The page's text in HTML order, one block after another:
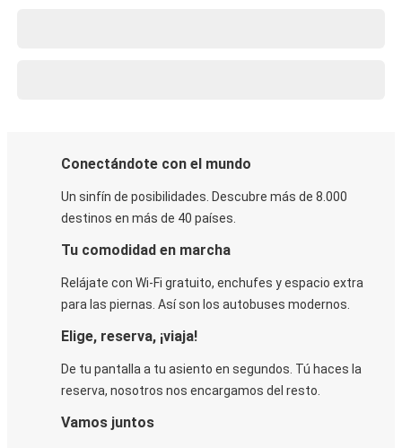
Conectándote con el mundo
Un sinfín de posibilidades. Descubre más de 8.000
destinos en más de 40 países.
Tu comodidad en marcha
Relájate con Wi-Fi gratuito, enchufes y espacio extra
para las piernas. Así son los autobuses modernos.
Elige, reserva, ¡viaja!
De tu pantalla a tu asiento en segundos. Tú haces la
reserva, nosotros nos encargamos del resto.
Vamos juntos